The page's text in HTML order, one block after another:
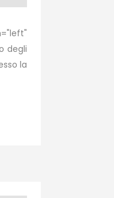
degli
la